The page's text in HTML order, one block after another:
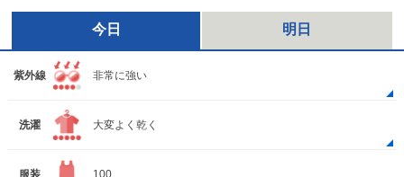
今日 明日
紫外線 非常に強い
洗濯 大変よく乾く
服装 100